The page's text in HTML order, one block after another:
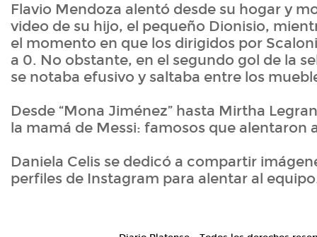
Flavio Mendoza alentó desde su hogar y
video de su hijo, el pequeño Dionisio,
el momento en que los dirigidos por
a 0. No obstante, en el segundo gol de la
se notaba efusivo y saltaba entre los
Desde “Mona Jiménez” hasta Mirtha
la mamá de Messi: famosos que alentaron
Daniela Celis se dedicó a compartir
perfiles de Instagram para alentar al